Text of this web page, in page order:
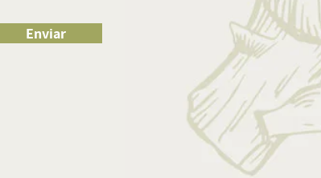
Enviar